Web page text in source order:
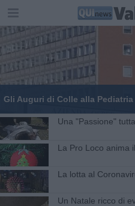
Gli Auguri di Colle alla Pediatria
Una "Passione"
La Pro Loco anima
La lotta al
Un Natale ricco di